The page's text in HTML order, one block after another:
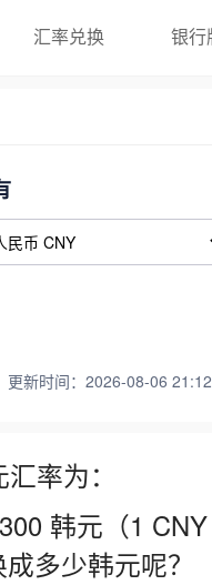
汇率兑换 银行
更新时间：2026-08-06
率为：
韩元（1
多少韩元呢？